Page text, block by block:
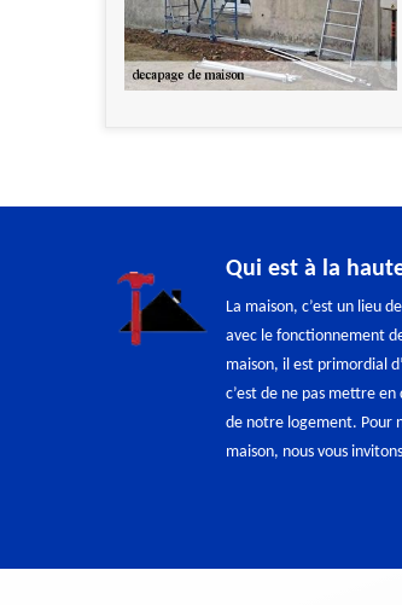
Qui est à la
La maison, c’est un lieu
avec le fonctionnement
maison, il est primordial
c’est de ne pas mettre
de notre logement. Pour
maison, nous vous